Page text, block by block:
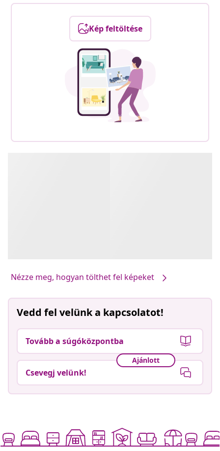
Kép feltöltése
Nézze meg, hogyan tölthet fel képeket
Vedd fel velünk a kapcsolatot!
Tovább a súgóközpontba
Ajánlott
Csevegj velünk!